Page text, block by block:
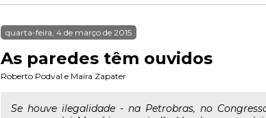
quarta-feira, 4 de março de 2015
As paredes têm ouvidos
Roberto Podval e Maíra Zapater
Se houve ilegalidade - na Petrobras, no